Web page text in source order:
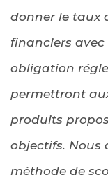
donner le taux
financiers avec
obligation
permettront
produits
objectifs. Nous
méthode de